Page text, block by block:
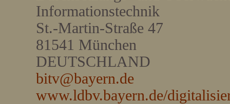
Informationstechnik
St.-Martin-Straße 47
81541 München
DEUTSCHLAND
bitv@bayern.de
www.ldbv.bayern.de/